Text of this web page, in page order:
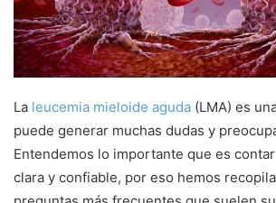
m
a
i
l
La leucemia mieloide aguda (LMA) es
puede generar muchas dudas y
Entendemos lo importante que es
clara y confiable, por eso hemos